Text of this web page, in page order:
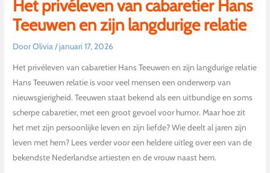
Het privéleven van cabaretier Hans
Teeuwen en zijn langdurige relatie
DoorOlivia/januari 17, 2026
Het privéleven van cabaretier Hans Teeuwen en zijn langdurige relatie
Hans Teeuwen relatie is voor veel mensen een onderwerp van
nieuwsgierigheid. Teeuwen staat bekend als een uitbundige en soms
scherpe cabaretier, met een groot gevoel voor humor. Maar hoe zit
het met zijn persoonlijke leven en zijn liefde? Wie deelt al jaren zijn
leven met hem? Lees verder voor een heldere uitleg over een van de
bekendste Nederlandse artiesten en de vrouw naast hem.